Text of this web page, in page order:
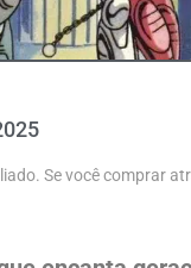
Se você comprar